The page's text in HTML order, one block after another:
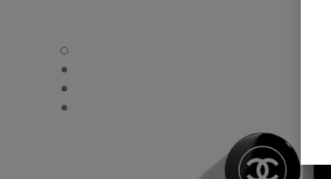
BAUME ESSENTIEL - Vue par défaut
BAUME ESSENTIEL - Vue alternative 1
BAUME ESSENTIEL - Vue basique texture
BAUME ESSENTIEL -